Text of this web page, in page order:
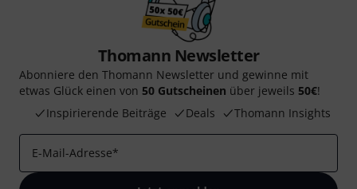
Thomann Newsletter
Abonniere den Thomann Newsletter und gewinne mit
etwas Glück einen von 50 Gutscheinen über jeweils 50€!
Inspirierende Beiträge
Deals Thomann Insights
E-Mail-Adresse*